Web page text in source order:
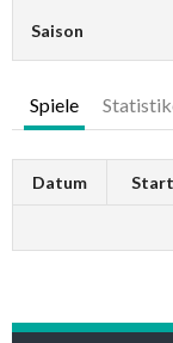
Saison
Spiele
Datum Start